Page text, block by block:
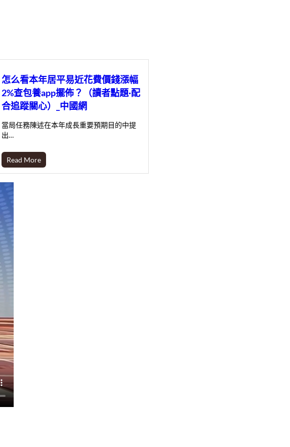
怎么看本年居平易近花費價錢漲幅
2%查包養app擺佈？（讀者點題·配
合追蹤關心）_中國網
當局任務陳述在本年成長重要預期目的中提
出…
Read More